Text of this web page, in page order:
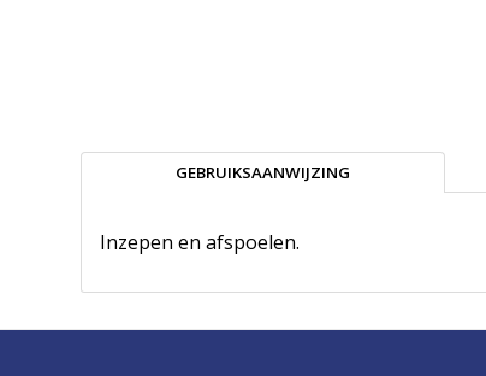
GEBRUIKSAANWIJZING
Inzepen en afspoelen.